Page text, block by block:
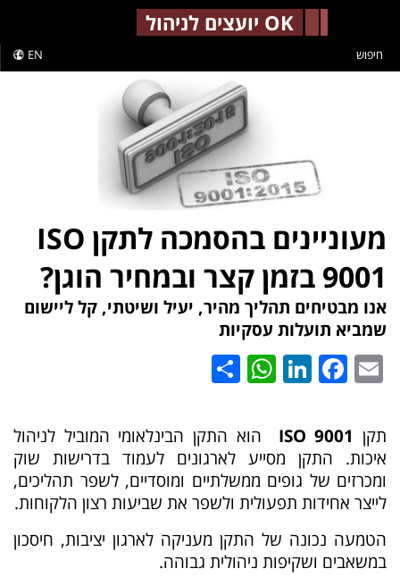
OK יועצים לניהול
EN חיפוש
מעוניינים בהסמכה לתקן ISO
9001 בזמן קצר ובמחיר הוגן?
אנו מבטיחים תהליך מהיר, יעיל ושיטתי, קל ליישום
שמביא תועלות עסקיות
Email
Facebook
LinkedIn
WhatsApp
תקן ISO 9001 הוא התקן הבינלאומי המוביל לניהול
איכות. התקן מסייע לארגונים לעמוד בדרישות שוק
ומכרזים של גופים ממשלתיים ומוסדיים, לשפר תהליכים,
לייצר אחידות תפעולית ולשפר את שביעות רצון הלקוחות.
הטמעה נכונה של התקן מעניקה לארגון יציבות, חיסכון
במשאבים ושקיפות ניהולית גבוהה.